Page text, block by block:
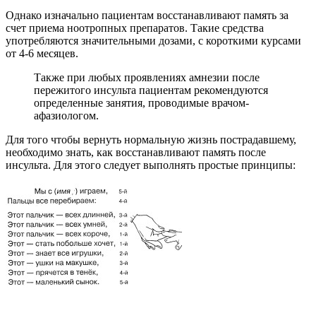
Однако изначально пациентам восстанавливают память за
счет приема ноотропных препаратов. Такие средства
употребляются значительными дозами, с короткими курсами
от 4-6 месяцев.
Также при любых проявлениях амнезии после
пережитого инсульта пациентам рекомендуются
определенные занятия, проводимые врачом-
афазиологом.
Для того чтобы вернуть нормальную жизнь пострадавшему,
необходимо знать, как восстанавливают память после
инсульта. Для этого следует выполнять простые принципы: